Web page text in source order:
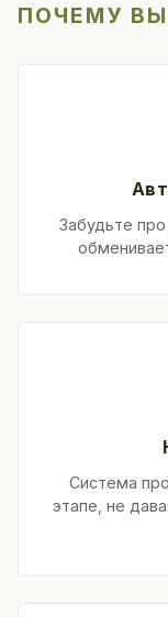
ПОЧЕМУ
Забудьте
Система
этапе, не